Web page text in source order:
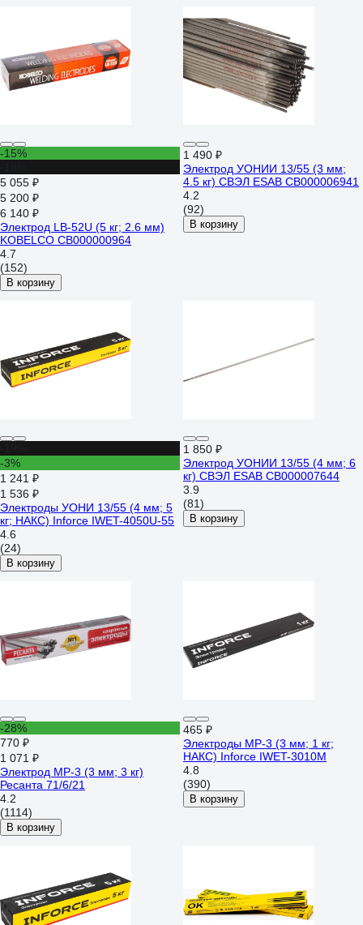
-15%
5 055 ₽
5 200 ₽
6 140 ₽
Электрод LB-52U (5 кг; 2.6 мм)
KOBELCO СВ000000964
4.7
(152)
В корзину
1 490 ₽
Электрод УОНИИ 13/55 (3 мм;
4.5 кг) СВЭЛ ESAB СВ000006941
4.2
(92)
В корзину
-3%
1 241 ₽
1 536 ₽
Электроды УОНИ 13/55 (4 мм; 5
кг; НАКС) Inforce IWET-4050U-55
4.6
(24)
В корзину
1 850 ₽
Электрод УОНИИ 13/55 (4 мм; 6
кг) СВЭЛ ESAB СВ000007644
3.9
(81)
В корзину
-28%
770 ₽
1 071 ₽
Электрод МР-3 (3 мм; 3 кг)
Ресанта 71/6/21
4.2
(1114)
В корзину
465 ₽
Электроды МР-3 (3 мм; 1 кг;
НАКС) Inforce IWET-3010M
4.8
(390)
В корзину